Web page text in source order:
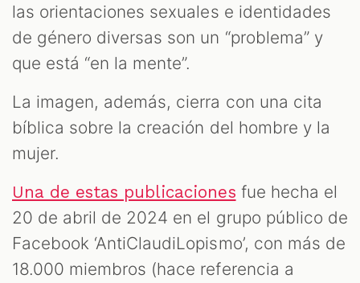
las orientaciones sexuales e identidades
de género diversas son un “problema” y
que está “en la mente”.
La imagen, además, cierra con una cita
bíblica sobre la creación del hombre y la
mujer.
Una de estas publicaciones fue hecha el
20 de abril de 2024 en el grupo público de
Facebook ‘AntiClaudiLopismo’, con más de
18.000 miembros (hace referencia a